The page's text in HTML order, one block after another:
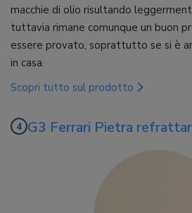
macchie di olio risultando
tuttavia rimane comunque un buon
essere provato, soprattutto se si è
in casa.
Scopri tutto sul prodotto
G3 Ferrari Pietra